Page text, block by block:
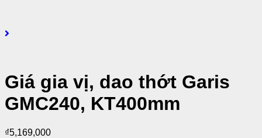
Giá gia vị, dao thớt Garis
GMC240, KT400mm
₫5,169,000